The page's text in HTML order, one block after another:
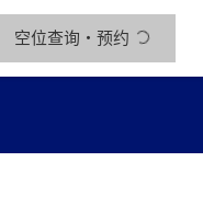
空位查询・预约